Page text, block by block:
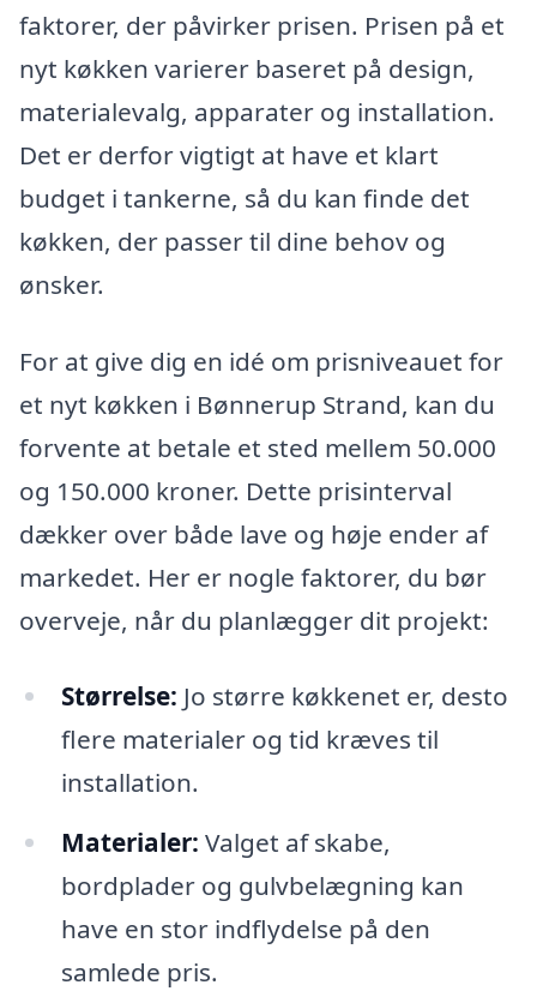
faktorer, der påvirker prisen. Prisen på et
nyt køkken varierer baseret på design,
materialevalg, apparater og installation.
Det er derfor vigtigt at have et klart
budget i tankerne, så du kan finde det
køkken, der passer til dine behov og
ønsker.
For at give dig en idé om prisniveauet for
et nyt køkken i Bønnerup Strand, kan du
forvente at betale et sted mellem 50.000
og 150.000 kroner. Dette prisinterval
dækker over både lave og høje ender af
markedet. Her er nogle faktorer, du bør
overveje, når du planlægger dit projekt:
Størrelse: Jo større køkkenet er, desto
flere materialer og tid kræves til
installation.
Materialer: Valget af skabe,
bordplader og gulvbelægning kan
have en stor indflydelse på den
samlede pris.